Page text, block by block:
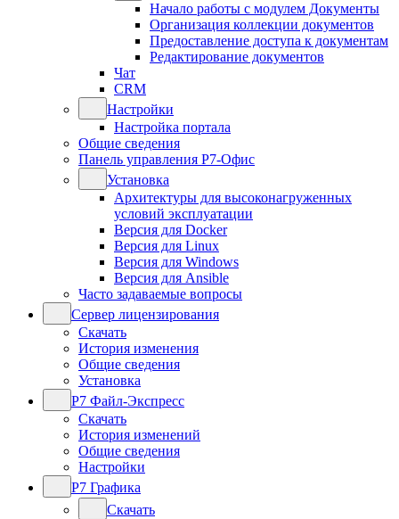
Начало работы с модулем Документы
Организация коллекции документов
Предоставление доступа к документам
Редактирование документов
Чат
CRM
Настройки
Настройка портала
Общие сведения
Панель управления Р7-Офис
Установка
Архитектуры для высоконагруженных
условий эксплуатации
Версия для Docker
Версия для Linux
Версия для Windows
Версия для Ansible
Часто задаваемые вопросы
Сервер лицензирования
Скачать
История изменения
Общие сведения
Установка
Р7 Файл-Экспресс
Скачать
История изменений
Общие сведения
Настройки
Р7 Графика
Скачать